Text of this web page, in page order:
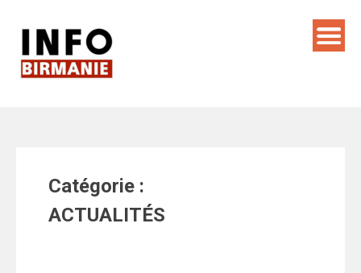
Catégorie :
ACTUALITÉS